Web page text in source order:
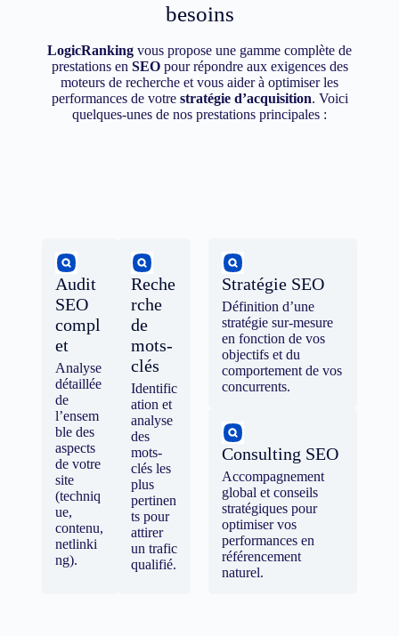
besoins
LogicRanking vous propose une gamme complète de
prestations en SEOpour répondre aux exigences des
moteurs de recherche et vous aider à optimiser les
performances de votre stratégie d’acquisition. Voici
quelques-unes de nos prestations principales :
Audit
SEO
compl
et
Analyse
détaillée
de
l’ensem
ble des
aspects
de votre
site
(techniq
ue,
contenu,
netlinki
ng).
Reche
rche
de
mots-
clés
Identific
ation et
analyse
des
mots-
clés les
plus
pertinen
ts pour
attirer
un trafic
qualifié.
Stratégie SEO
Définition d’une
stratégie sur-mesure
en fonction de vos
objectifs et du
comportement de vos
concurrents.
Consulting SEO
Accompagnement
global et conseils
stratégiques pour
optimiser vos
performances en
référencement
naturel.